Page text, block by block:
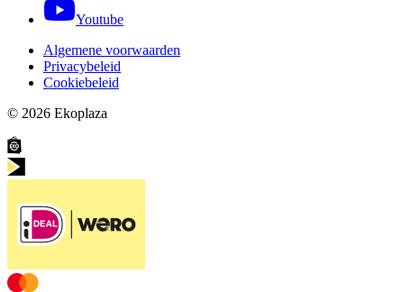
Youtube
Algemene voorwaarden
Privacybeleid
Cookiebeleid
© 2026 Ekoplaza